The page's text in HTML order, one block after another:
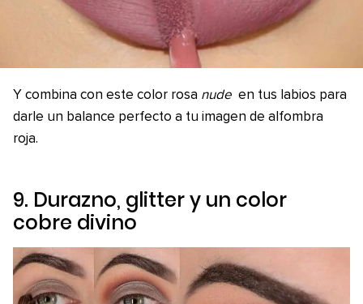
Y combina con este color rosa nude en tus labios para
darle un balance perfecto a tu imagen de alfombra
roja.
9. Durazno, glitter y un color
cobre divino